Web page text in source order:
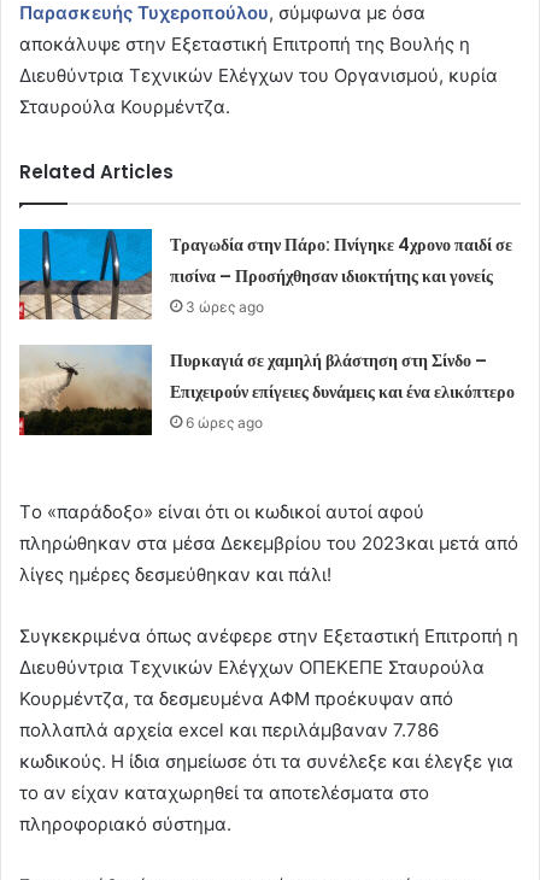
Παρασκευής Τυχεροπούλου, σύμφωνα με όσα
αποκάλυψε στην Εξεταστική Επιτροπή της Βουλής η
Διευθύντρια Τεχνικών Ελέγχων του Οργανισμού, κυρία
Σταυρούλα Κουρμέντζα.
Related Articles
Τραγωδία στην Πάρο: Πνίγηκε 4χρονο παιδί σε
πισίνα – Προσήχθησαν ιδιοκτήτης και γονείς
3 ώρες ago
Πυρκαγιά σε χαμηλή βλάστηση στη Σίνδο –
Επιχειρούν επίγειες δυνάμεις και ένα ελικόπτερο
6 ώρες ago
Τo «παράδοξο» είναι ότι οι κωδικοί αυτοί αφού
πληρώθηκαν στα μέσα Δεκεμβρίου του 2023και μετά από
λίγες ημέρες δεσμεύθηκαν και πάλι!
Συγκεκριμένα όπως ανέφερε στην Εξεταστική Επιτροπή η
Διευθύντρια Τεχνικών Ελέγχων ΟΠΕΚΕΠΕ Σταυρούλα
Κουρμέντζα, τα δεσμευμένα ΑΦΜ προέκυψαν από
πολλαπλά αρχεία excel και περιλάμβαναν 7.786
κωδικούς. Η ίδια σημείωσε ότι τα συνέλεξε και έλεγξε για
το αν είχαν καταχωρηθεί τα αποτελέσματα στο
πληροφοριακό σύστημα.